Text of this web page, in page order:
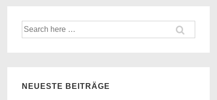
Suche
nach:
NEUESTE BEITRÄGE